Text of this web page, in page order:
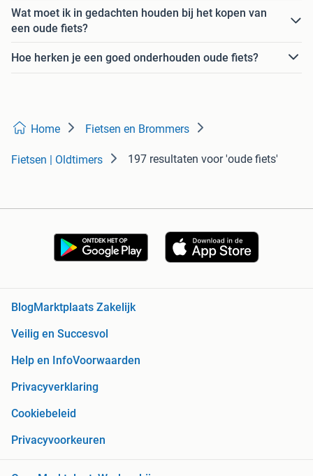
Wat moet ik in gedachten houden bij het kopen van
een oude fiets?
Hoe herken je een goed onderhouden oude fiets?
Home Fietsen en Brommers
Fietsen | Oldtimers 197 resultaten voor 'oude fiets'
Blog Marktplaats Zakelijk
Veilig en Succesvol
Help en InfoVoorwaarden
Privacyverklaring
Cookiebeleid
Privacyvoorkeuren